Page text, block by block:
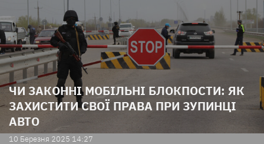
ЧИ ЗАКОННІ МОБІЛЬНІ БЛОКПОСТИ: ЯК
ЗАХИСТИТИ СВОЇ ПРАВА ПРИ ЗУПИНЦІ
АВТО
10 Березня 2025 14:27